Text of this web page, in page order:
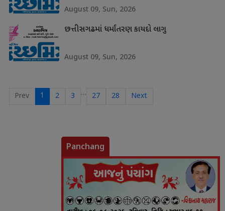
August 09, Sun, 2026
છત્તીસગઢમાં ધર્માંતરણ કાયદો લાગુ
August 09, Sun, 2026
Prev 1 2 3 … 27 28 Next
Panchang